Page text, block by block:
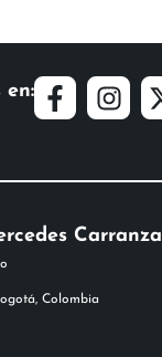
en:
Carranza
Colombia